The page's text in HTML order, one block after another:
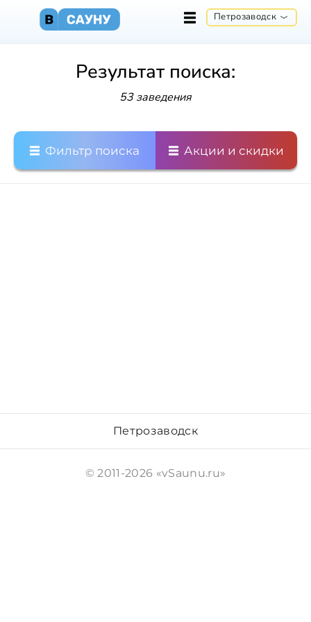
Петрозаводск
Результат поиска:
53 заведения
Фильтр поиска Акции и скидки
Петрозаводск
© 2011-2026 «vSaunu.ru»